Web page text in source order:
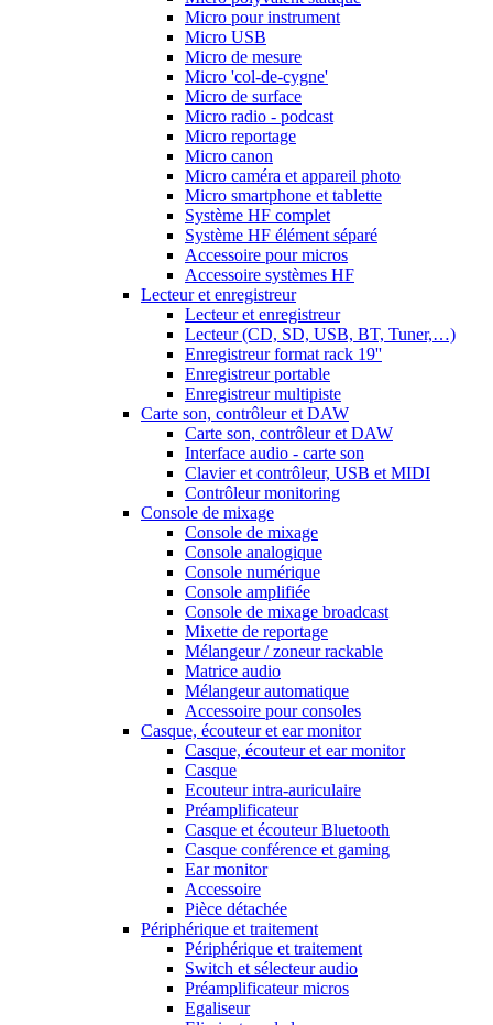
Micro pour instrument
Micro USB
Micro de mesure
Micro 'col-de-cygne'
Micro de surface
Micro radio - podcast
Micro reportage
Micro canon
Micro caméra et appareil photo
Micro smartphone et tablette
Système HF complet
Système HF élément séparé
Accessoire pour micros
Accessoire systèmes HF
Lecteur et enregistreur
Lecteur et enregistreur
Lecteur (CD, SD, USB, BT, Tuner,…)
Enregistreur format rack 19''
Enregistreur portable
Enregistreur multipiste
Carte son, contrôleur et DAW
Carte son, contrôleur et DAW
Interface audio - carte son
Clavier et contrôleur, USB et MIDI
Contrôleur monitoring
Console de mixage
Console de mixage
Console analogique
Console numérique
Console amplifiée
Console de mixage broadcast
Mixette de reportage
Mélangeur / zoneur rackable
Matrice audio
Mélangeur automatique
Accessoire pour consoles
Casque, écouteur et ear monitor
Casque, écouteur et ear monitor
Casque
Ecouteur intra-auriculaire
Préamplificateur
Casque et écouteur Bluetooth
Casque conférence et gaming
Ear monitor
Accessoire
Pièce détachée
Périphérique et traitement
Périphérique et traitement
Switch et sélecteur audio
Préamplificateur micros
Egaliseur